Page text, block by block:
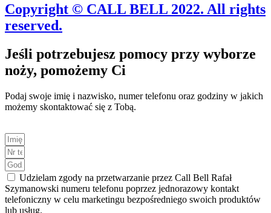
Copyright © CALL BELL 2022. All rights
reserved.
Jeśli potrzebujesz pomocy przy wyborze
noży, pomożemy Ci
Podaj swoje imię i nazwisko, numer telefonu oraz godziny w jakich
możemy skontaktować się z Tobą.
Udzielam zgody na przetwarzanie przez Call Bell Rafał
Szymanowski numeru telefonu poprzez jednorazowy kontakt
telefoniczny w celu marketingu bezpośredniego swoich produktów
lub usług.